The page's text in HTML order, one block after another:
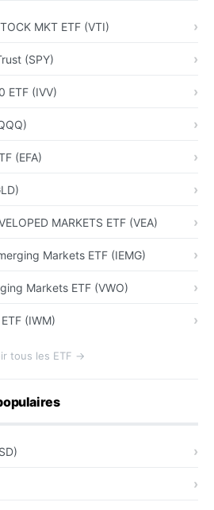
MKT ETF (VTI)
(SPY)
ETF (IVV)
(EFA)
MARKETS ETF (VEA)
Markets ETF (IEMG)
Markets ETF (VWO)
(IWM)
tous les ETF →